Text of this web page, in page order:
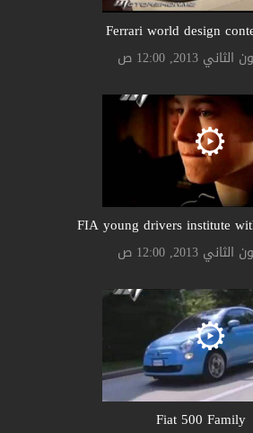
Ferrari world design
FIA young drivers institute
Fiat 500 Family